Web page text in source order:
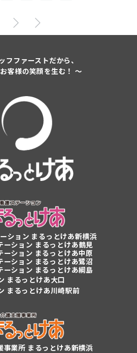
フファーストだから、
お客様の笑顔を生む！ ～
ション まるっとけあ新横浜
ーション まるっとけあ鶴見
ーション まるっとけあ中原
ーション まるっとけあ鷺沼
ーション まるっとけあ綱島
まるっとけあ大口
まるっとけあ川崎駅前
事業所 まるっとけあ新横浜